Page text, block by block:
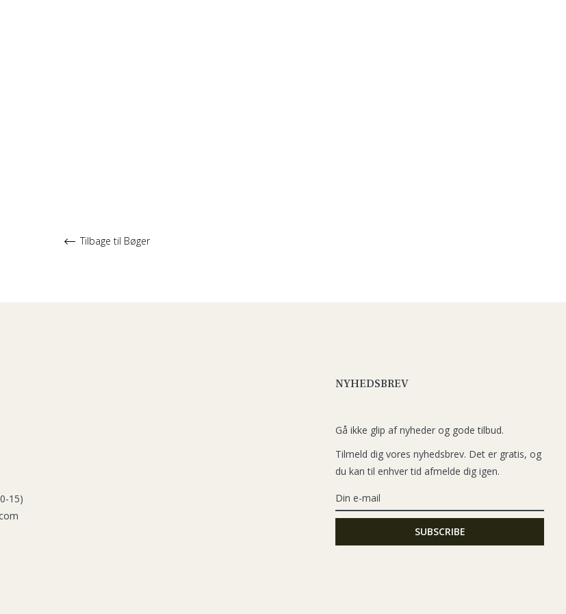
Tilbage til Bøger
15)
NYHEDSBREV
Gå ikke glip af nyheder og gode tilbud.
Tilmeld dig vores nyhedsbrev. Det er gratis, og
du kan til enhver tid afmelde dig igen.